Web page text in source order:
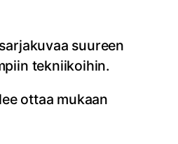
suureen
tekniikoihin.
ottaa mukaan